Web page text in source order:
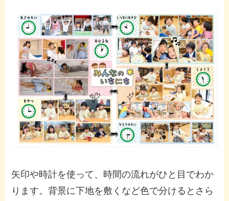
矢印や時計を使って、時間の流れがひと目でわか
ります。背景に下地を敷くなど色で分けるとさら